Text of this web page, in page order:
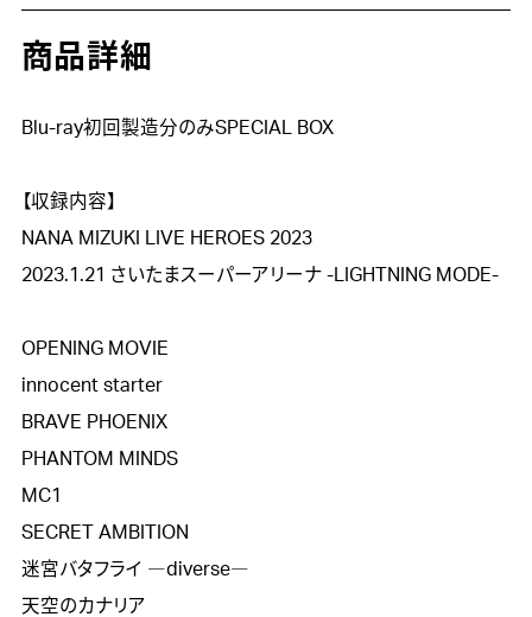
商品詳細
Blu-ray初回製造分のみSPECIAL BOX
【収録内容】
NANA MIZUKI LIVE HEROES 2023
2023.1.21 さいたまスーパーアリーナ -LIGHTNING MODE-
OPENING MOVIE
innocent starter
BRAVE PHOENIX
PHANTOM MINDS
MC1
SECRET AMBITION
迷宮バタフライ ―diverse―
天空のカナリア